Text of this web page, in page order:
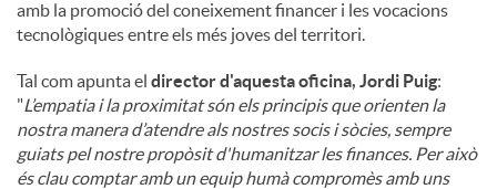
amb la promoció del coneixement financer i les vocacions
tecnològiques entre els més joves del territori.
Tal com apunta el director d'aquesta oficina, Jordi Puig:
"L’empatia i la proximitat són els principis que orienten la
nostra manera d’atendre als nostres socis i sòcies, sempre
guiats pel nostre propòsit d'humanitzar les finances. Per això
és clau comptar amb un equip humà compromès amb uns